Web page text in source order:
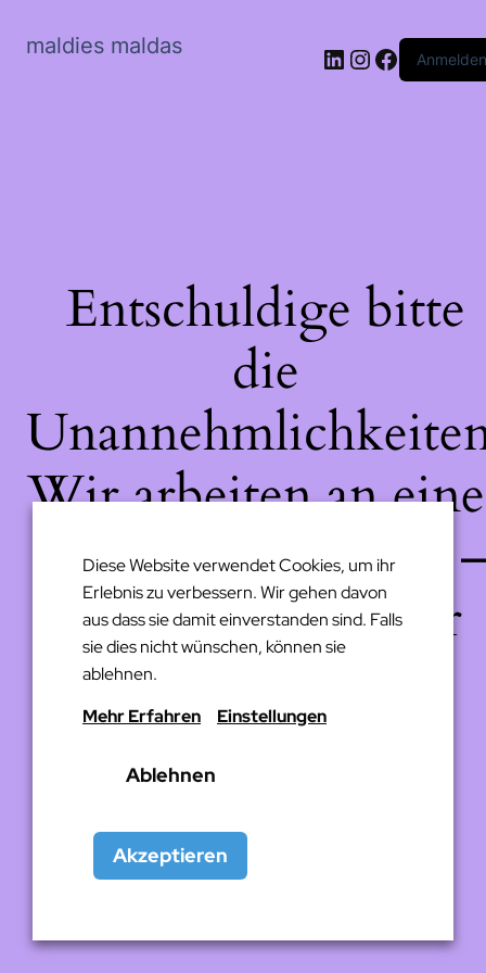
maldies maldas LinkedIn
Instagram
Anmelden
Entschuldige bitte
die
Wir arbeiten an
großartigen Sache
schau bald wieder
Diese Website verwendet Cookies, um ihr
Erlebnis zu verbessern. Wir gehen davon
aus dass sie damit einverstanden sind. Falls
sie dies nicht wünschen, können sie
ablehnen.
Mehr Erfahren
Einstellungen
Ablehnen
Akzeptieren